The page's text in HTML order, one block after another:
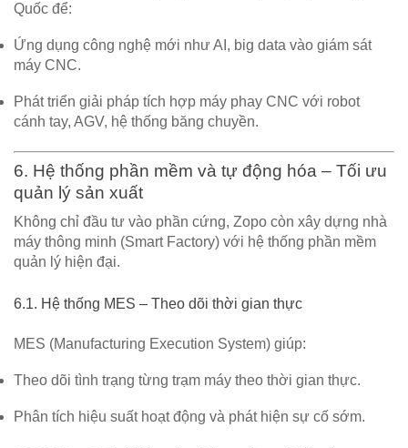
Quốc để:
Ứng dụng công nghệ mới như AI, big data vào giám sát
máy CNC.
Phát triển giải pháp tích hợp máy phay CNC với robot
cánh tay, AGV, hệ thống băng chuyền.
6. Hệ thống phần mềm và tự động hóa – Tối ưu
quản lý sản xuất
Không chỉ đầu tư vào phần cứng, Zopo còn xây dựng nhà
máy thông minh (Smart Factory) với hệ thống phần mềm
quản lý hiện đại.
6.1. Hệ thống MES – Theo dõi thời gian thực
MES (Manufacturing Execution System) giúp:
Theo dõi tình trạng từng trạm máy theo thời gian thực.
Phân tích hiệu suất hoạt động và phát hiện sự cố sớm.